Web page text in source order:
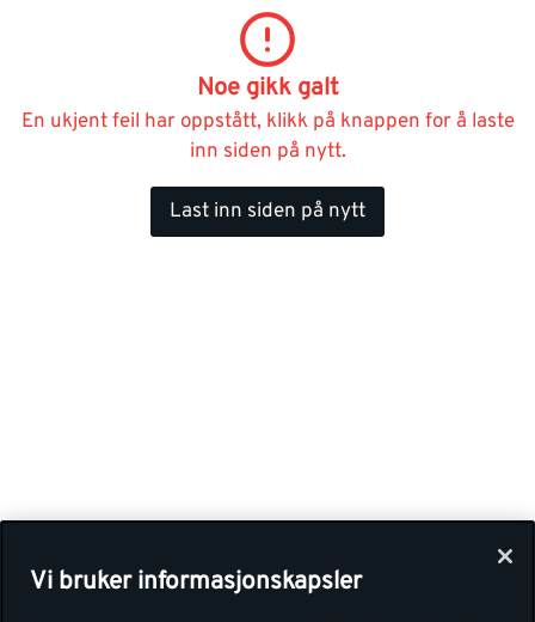
Noe gikk galt
En ukjent feil har oppstått, klikk på knappen for å laste
inn siden på nytt.
Last inn siden på nytt
Vi bruker informasjonskapsler